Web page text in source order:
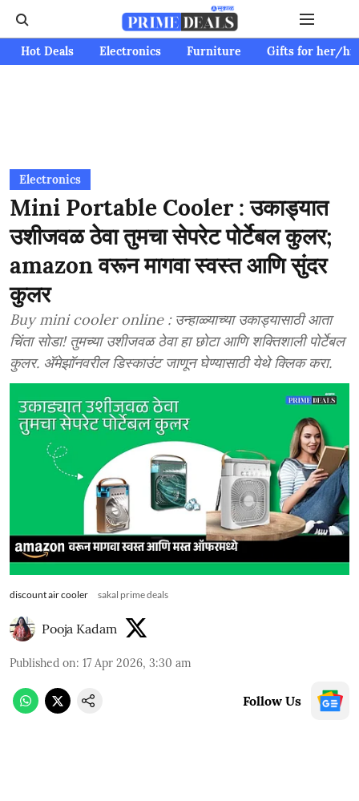
Hot Deals Electronics Furniture Gifts for her/
Electronics
Mini Portable Cooler : उकाड्यात
उशीजवळ ठेवा तुमचा सेपरेट पोर्टेबल कुलर;
amazon वरून मागवा स्वस्त आणि सुंदर
कुलर
Buy mini cooler online : उन्हाळ्याच्या उकाड्यासाठी आता
चिंता सोडा! तुमच्या उशीजवळ ठेवा हा छोटा आणि शक्तिशाली पोर्टेबल
कुलर. अ‍ॅमेझॉनवरील डिस्काउंट जाणून घेण्यासाठी येथे क्लिक करा.
discount air cooler sakal prime deals
Pooja Kadam
Published on: 17 Apr 2026, 3:30 am
Follow Us